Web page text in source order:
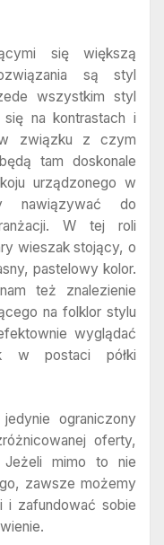
się większą
są styl
wszystkim styl
na kontrastach i
w związku z czym
tam doskonale
urządzonego w
nawiązywać do
W tej roli
wieszak stojący, o
pastelowy kolor.
też znalezienie
na folklor stylu
wyglądać
w postaci półki
ograniczony
oferty,
mimo to nie
zawsze możemy
i zafundować sobie